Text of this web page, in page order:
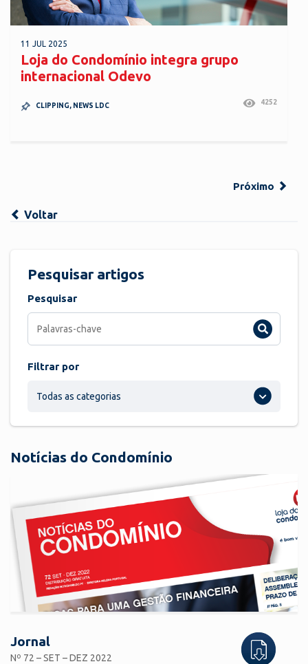
11 JUL 2025
Loja do Condomínio integra grupo
internacional Odevo
CLIPPING, NEWS LDC 4252
Próximo
Voltar
Pesquisar artigos
Pesquisar
Filtrar por
Todas as categorias
Notícias do Condomínio
Jornal
Nº 72 – SET – DEZ 2022